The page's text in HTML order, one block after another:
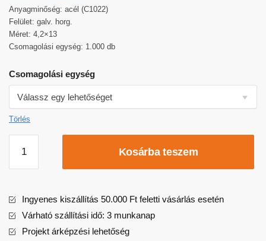
Anyagminőség: acél (C1022)
Felület: galv. horg.
Méret: 4,2×13
Csomagolási egység: 1.000 db
Csomagolási egység
Törlés
Kosárba teszem
Ingyenes kiszállítás 50.000 Ft feletti vásárlás esetén
Várható szállítási idő: 3 munkanap
Projekt árképzési lehetőség